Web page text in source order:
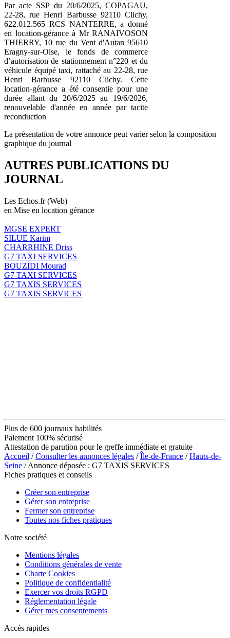
Par acte SSP du 20/6/2025, COPAGAU,
22-28, rue Henri Barbusse 92110 Clichy,
622.012.565 RCS NANTERRE, a donné
en location-gérance à Mr RANAIVOSON
THIERRY, 10 rue du Vent d'Autan 95610
Eragny-sur-Oise, le fonds de commerce
d’autorisation de stationnement n°220 et du
véhicule équipé taxi, rattaché au 22-28, rue
Henri Barbusse 92110 Clichy. Cette
location-gérance a été consentie pour une
durée allant du 20/6/2025 au 19/6/2026,
renouvelable d'année en année par tacite
reconduction
La présentation de votre annonce peut varier selon la composition
graphique du journal
AUTRES PUBLICATIONS DU
JOURNAL
Les Echos.fr (Web)
en Mise en location gérance
MGSE EXPERT
SILUE Karim
CHARRHINE Driss
G7 TAXI SERVICES
BOUZIDI Mourad
G7 TAXI SERVICES
G7 TAXIS SERVICES
G7 TAXIS SERVICES
Plus de 600 journaux habilités
Paiement 100% sécurisé
Attestation de parution pour le greffe immédiate et gratuite
Accueil /Consulter les annonces légales /Île-de-France /Hauts-de-
Seine / Annonce déposée : G7 TAXIS SERVICES
Fiches pratiques et conseils
Créer son entreprise
Gérer son entreprise
Fermer son entreprise
Toutes nos fiches pratiques
Notre société
Mentions légales
Conditions générales de vente
Charte Cookies
Politique de confidentialité
Exercer vos droits RGPD
Réglementation légale
Gérer mes consentements
Accès rapides